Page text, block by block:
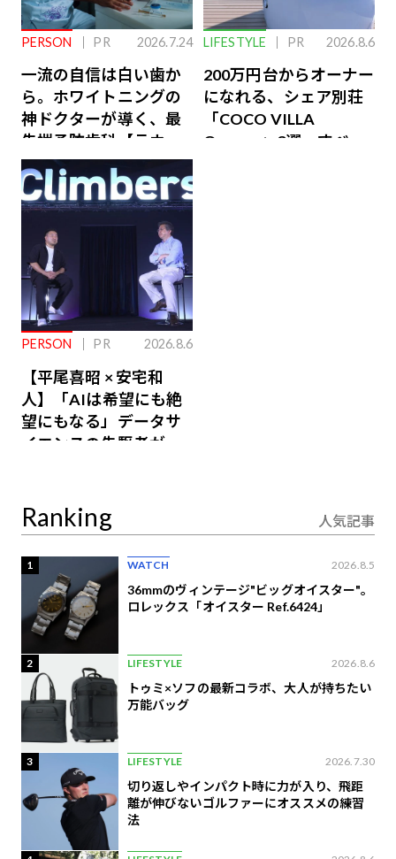
PERSON PR 2026.7.24
一流の自信は白い歯か
ら。ホワイトニングの
神ドクターが導く、最
先端予防歯科【ラウン
ジ会員特典あり】
LIFESTYLE PR 2026.8.6
200万円台からオーナー
になれる、シェア別荘
「COCO VILLA
Owners」3選。すべて
PERSON PR 2026.8.6
【平尾喜昭 × 安宅和
人】「AIは希望にも絶
望にもなる」データサ
イエンスの先駆者が語
Ranking 人気記事
1 WATCH 2026.8.5
36mmのヴィンテージ"ビッグオイスター"。
ロレックス「オイスター Ref.6424」
2 LIFESTYLE 2026.8.6
トゥミ×ソフの最新コラボ、大人が持ちたい
万能バッグ
3 LIFESTYLE 2026.7.30
切り返しやインパクト時に力が入り、飛距
離が伸びないゴルファーにオススメの練習
法